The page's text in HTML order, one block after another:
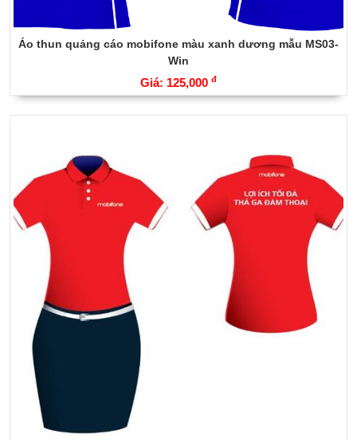
Áo thun quảng cáo mobifone màu xanh dương mẫu MS03-
Win
Giá: 125,000 đ